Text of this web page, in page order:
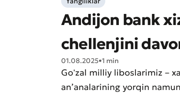
Andijon bank
chellenjini
01.08.2025•1 min
Goʻzal milliy liboslarimiz –
anʼanalarining yorqin